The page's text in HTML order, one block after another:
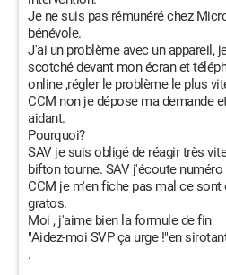
Je ne suis pas rémunéré chez
bénévole.
J'ai un problème avec un appareil,
scotché devant mon écran et
online ,régler le problème le plus
CCM non je dépose ma demande
aidant.
Pourquoi?
SAV je suis obligé de réagir très
bifton tourne. SAV j'écoute numéro
CCM je m'en fiche pas mal ce
gratos.
Moi , j'aime bien la formule de fin
"Aidez-moi SVP ça urge !"en
.